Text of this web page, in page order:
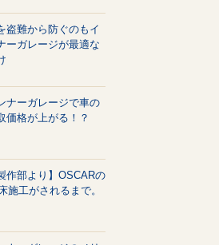
盗難から防ぐのもイ
ーガレージが最適な
ナーガレージで車の
価格が上がる！？
作部より】OSCARの
施工がされるまで。